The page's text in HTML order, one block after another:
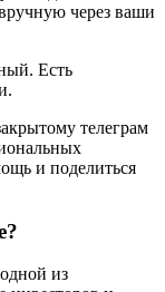
через ваши
Есть
телеграм
и поделиться
из